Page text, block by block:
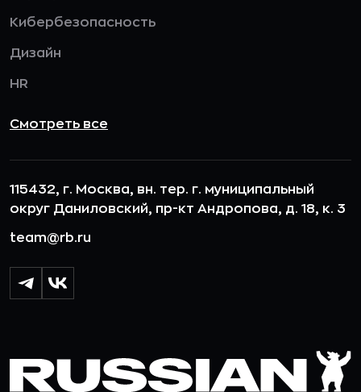
Кибербезопасность
Дизайн
HR
Смотреть все
115432, г. Москва, вн. тер. г. муниципальный
округ Даниловский, пр-кт Андропова, д. 18, к. 3
team@rb.ru